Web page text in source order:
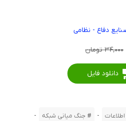
دفاع - نظامی
۳۴,۰۰۰ تومان
دانلود فایل
- جنگ میانی شبکه -